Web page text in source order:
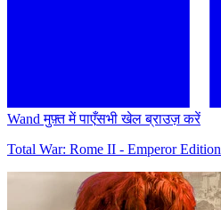
Wand मुफ़्त में पाएँसभी खेल ब्राउज़ करें
Total War: Rome II - Emperor Edition